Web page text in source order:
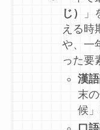
じ）
」
える時
や、一
った要
漢
末
候